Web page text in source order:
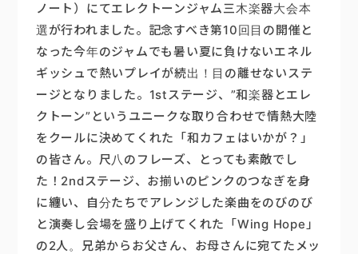
ノート）にてエレクトーンジャム三木楽器大会本
選が行われました。記念すべき第10回目の開催と
なった今年のジャムでも暑い夏に負けないエネル
ギッシュで熱いプレイが続出！目の離せないステ
ージとなりました。1stステージ、”和楽器とエレ
クトーン”というユニークな取り合わせで情熱大陸
をクールに決めてくれた「和カフェはいかが？」
の皆さん。尺八のフレーズ、とっても素敵でし
た！2ndステージ、お揃いのピンクのつなぎを身
に纏い、自分たちでアレンジした楽曲をのびのび
と演奏し会場を盛り上げてくれた「Wing Hope」
の2人。兄弟からお父さん、お母さんに宛てたメッ